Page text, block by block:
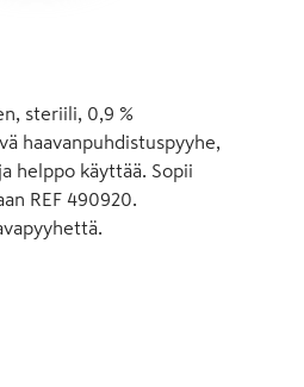
steriili, 0,9 %
haavanpuhdistuspyyhe,
helppo käyttää. Sopii
REF 490920.